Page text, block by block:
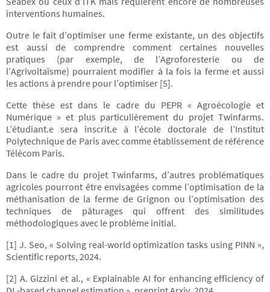
interventions humaines.
Outre le fait d’optimiser une ferme existante, un des objectifs
est aussi de comprendre comment certaines nouvelles
pratiques (par exemple, de l’Agroforesterie ou de
l’Agrivoltaïsme) pourraient modifier à la fois la ferme et aussi
les actions à prendre pour l’optimiser [5].
Cette thèse est dans le cadre du PEPR « Agroécologie et
Numérique » et plus particulièrement du projet Twinfarms.
L’étudiant.e sera inscrit.e à l’école doctorale de l’Institut
Polytechnique de Paris avec comme établissement de référence
Télécom Paris.
Dans le cadre du projet Twinfarms, d’autres problématiques
agricoles pourront être envisagées comme l’optimisation de la
méthanisation de la ferme de Grignon ou l’optimisation des
techniques de pâturages qui offrent des similitudes
méthodologiques avec le problème initial.
[1] J. Seo, « Solving real-world optimization tasks using PINN »,
Scientific reports, 2024.
[2] A. Gizzini et al., « Explainable AI for enhancing efficiency of